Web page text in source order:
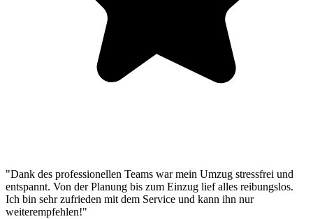
"Dank des professionellen Teams war mein Umzug stressfrei und
entspannt. Von der Planung bis zum Einzug lief alles reibungslos.
Ich bin sehr zufrieden mit dem Service und kann ihn nur
weiterempfehlen!"